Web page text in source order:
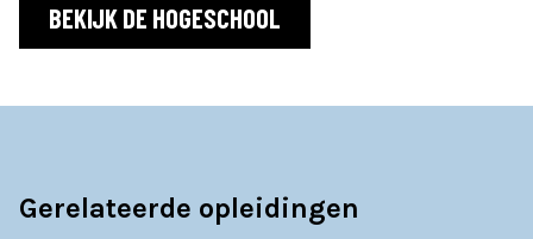
BEKIJK DE HOGESCHOOL
Gerelateerde opleidingen